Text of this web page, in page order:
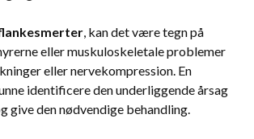
, kan det være tegn på
eller muskuloskeletale problemer
eller nervekompression. En
identificere den underliggende årsag
give den nødvendige behandling.